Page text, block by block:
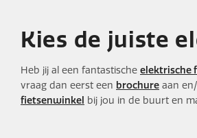
Kies de juiste
Heb jij al een fantastische elektrische
vraag dan eerst een brochure aan
fietsenwinkel bij jou in de buurt en